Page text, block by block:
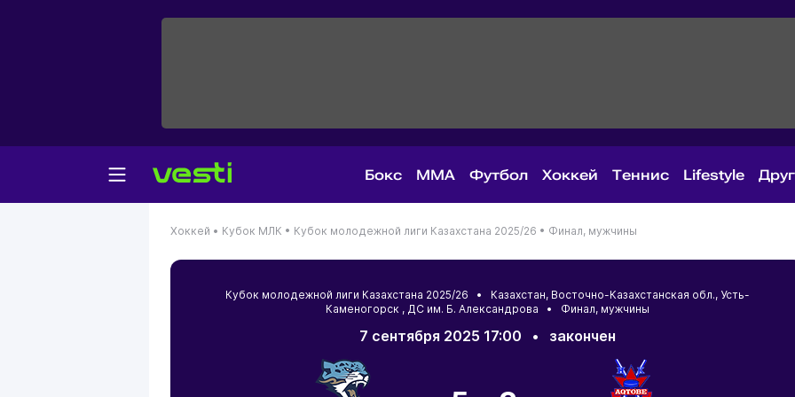
Бокс MMA Футбол Хоккей Теннис Lifestyle
Хоккей • Кубок МЛК • Кубок молодежной лиги Казахстана 2025/26 • Финал, мужчины
Кубок молодежной лиги Казахстана 2025/26 • Казахстан, Восточно-Казахстанская обл., Усть-
Каменогорск , ДС им. Б. Александрова • Финал, мужчины
7 сентября 2025 17:00 • закончен